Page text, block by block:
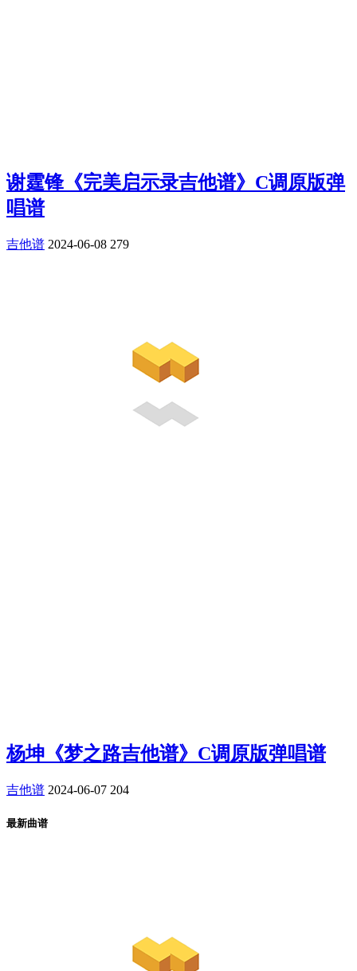
谢霆锋《完美启示录吉他谱》C调原版弹
唱谱
吉他谱 2024-06-08 279
杨坤《梦之路吉他谱》C调原版弹唱谱
吉他谱 2024-06-07 204
最新曲谱